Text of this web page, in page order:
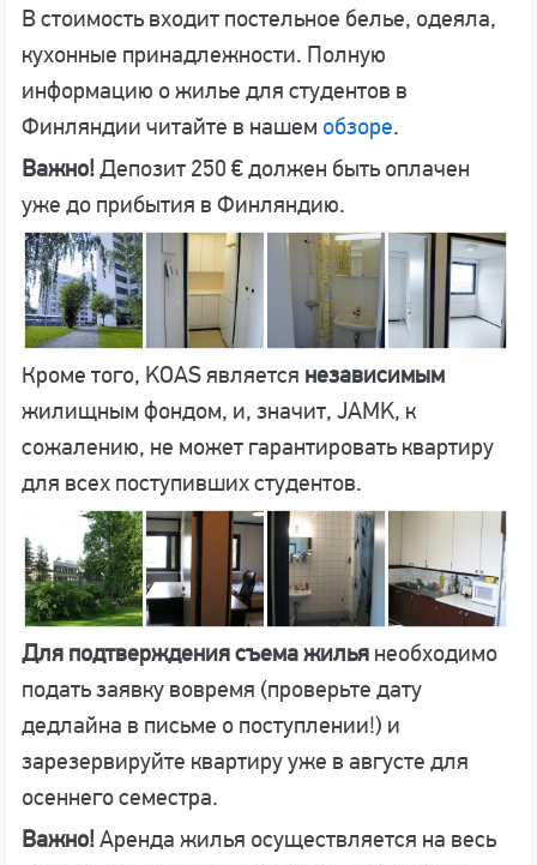
В стоимость входит постельное белье, одеяла,
кухонные принадлежности. Полную
информацию о жилье для студентов в
Финляндии читайте в нашем обзоре.
Важно!Депозит 250 € должен быть оплачен
уже до прибытия в Финляндию.
Кроме того, KOAS является независимым
жилищным фондом, и, значит, JAMK, к
сожалению, не может гарантировать квартиру
для всех поступивших студентов.
Для подтверждения съема жилья необходимо
подать заявку вовремя (проверьте дату
дедлайна в письме о поступлении!) и
зарезервируйте квартиру уже в августе для
осеннего семестра.
Важно!Аренда жилья осуществляется на весь